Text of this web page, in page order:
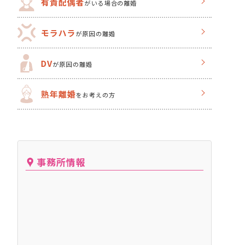
がいる場合の離婚
モラハラが原因の離婚
DVが原因の離婚
熟年離婚をお考えの方
事務所情報